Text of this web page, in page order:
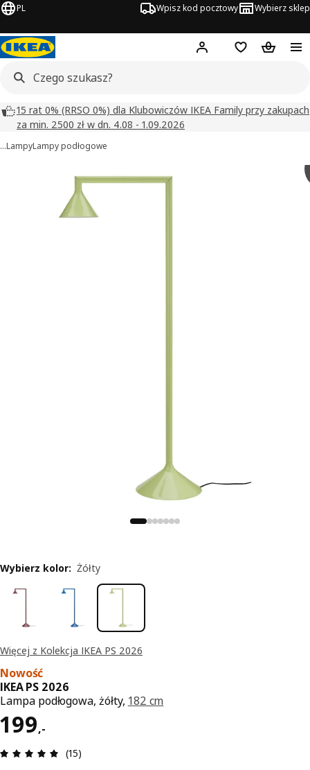
PL Wpisz kod pocztowy Wybierz sklep
Hej! Zaloguj się
Lista zakupowa
Koszyk
15 rat 0% (RRSO 0%) dla Klubowiczów IKEA Family przy zakupach
za min. 2500 zł w dn. 4.08 - 1.09.2026
…LampyLampy podłogowe
PS 2026 obrazy
Więcej z Kolekcja IKEA PS 2026
Nowość
IKEA PS 2026
Lampa podłogowa, żółty, 182 cm
199,-
Cena 199,-
Opinia: 5 na 5 gwiazdki. Recenzje ogółem: 15
(15)
Wybierz kolor: Żółty